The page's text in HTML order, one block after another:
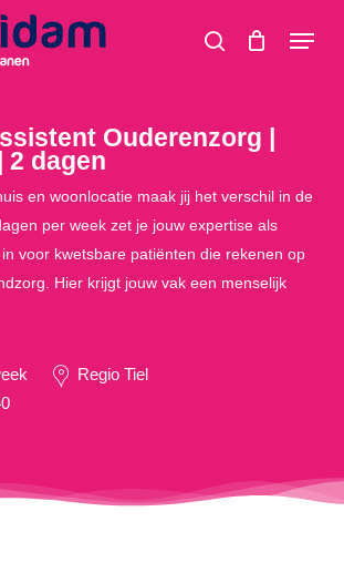
search
Menu
Ouderenzorg |
2 dagen
en woonlocatie maak jij het verschil in de
per week zet je jouw expertise als
voor kwetsbare patiënten die rekenen op
Hier krijgt jouw vak een menselijk
Regio Tiel